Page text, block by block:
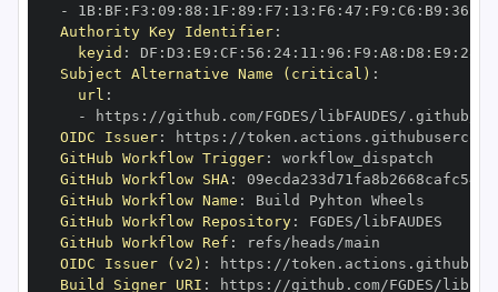
-
1B: BF : F3 : 09 : 88 : 1F : 89 : F7 : 13 : F6 : 47 : F9 : C6 : B9 : 36
Authority Key Identifier:
keyid : DF : D3 : E9 : CF : 56 : 24: 11 : 96 : F9 : A8 : D8 : E9 : 28
Subject Alternative Name (critical) :
url :
-
https :
OIDC Issuer: https :
GitHub Workflow Trigger:
GitHub Workflow SHA:
GitHub Workflow Name :
GitHub Workflow Repository:
GitHub Workflow Ref :
OIDC Issuer (v2) : https :
Build Signer URI : https :